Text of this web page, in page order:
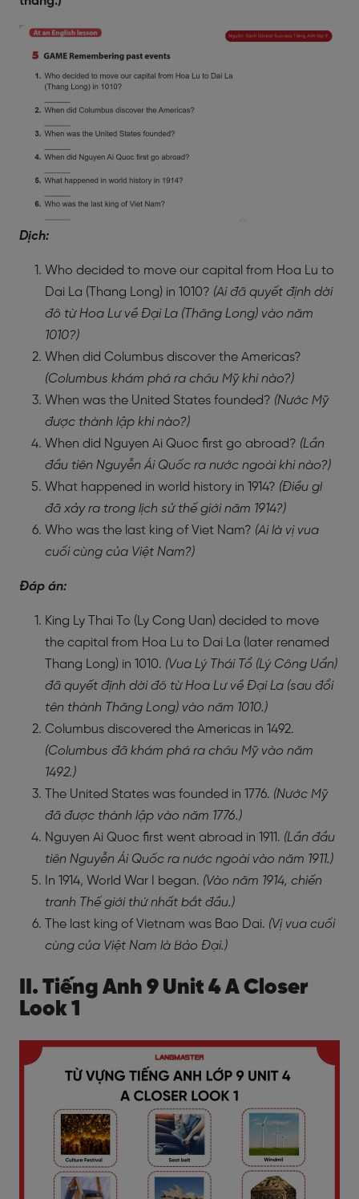
Dịch:
Who decided to move our capital from Hoa Lu to
Dai La (Thang Long) in 1010? (Ai đã quyết định dời
đô từ Hoa Lư về Đại La (Thăng Long) vào năm
1010?)
When did Columbus discover the Americas?
(Columbus khám phá ra châu Mỹ khi nào?)
When was the United States founded? (Nước Mỹ
được thành lập khi nào?)
When did Nguyen Ai Quoc first go abroad? (Lần
đầu tiên Nguyễn Ái Quốc ra nước ngoài khi nào?)
What happened in world history in 1914? (Điều gì
đã xảy ra trong lịch sử thế giới năm 1914?)
Who was the last king of Viet Nam? (Ai là vị vua
cuối cùng của Việt Nam?)
Đáp án:
King Ly Thai To (Ly Cong Uan) decided to move
the capital from Hoa Lu to Dai La (later renamed
Thang Long) in 1010. (Vua Lý Thái Tổ (Lý Công Uẩn)
đã quyết định dời đô từ Hoa Lư về Đại La (sau đổi
tên thành Thăng Long) vào năm 1010.)
Columbus discovered the Americas in 1492.
(Columbus đã khám phá ra châu Mỹ vào năm
1492.)
The United States was founded in 1776. (Nước Mỹ
đã được thành lập vào năm 1776.)
Nguyen Ai Quoc first went abroad in 1911. (Lần đầu
tiên Nguyễn Ái Quốc ra nước ngoài vào năm 1911.)
In 1914, World War I began. (Vào năm 1914, chiến
tranh Thế giới thứ nhất bắt đầu.)
The last king of Vietnam was Bao Dai. (Vị vua cuối
cùng của Việt Nam là Bảo Đại.)
II. Tiếng Anh 9 Unit 4 A Closer
Look 1